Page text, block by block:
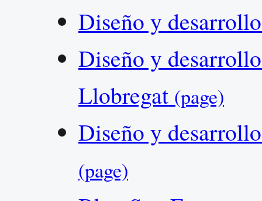
Diseño y
Diseño y
Llobregat (page)
Diseño y
(page)